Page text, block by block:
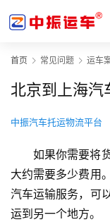
首页 常见问题 运车
北京到上海汽
中振汽车托运物流平台
如果你需要将
大约需要多少费用
汽车运输服务，可
运到另一个地方。